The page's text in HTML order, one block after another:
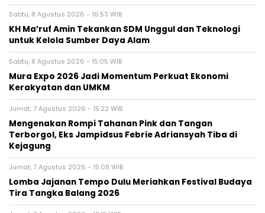
Sabtu, 8 Agustus 2026 - 16:53 WIB
KH Ma’ruf Amin Tekankan SDM Unggul dan Teknologi
untuk Kelola Sumber Daya Alam
Sabtu, 8 Agustus 2026 - 15:05 WIB
Mura Expo 2026 Jadi Momentum Perkuat Ekonomi
Kerakyatan dan UMKM
Jumat, 7 Agustus 2026 - 15:22 WIB
Mengenakan Rompi Tahanan Pink dan Tangan
Terborgol, Eks Jampidsus Febrie Adriansyah Tiba di
Kejagung
Jumat, 7 Agustus 2026 - 15:08 WIB
Lomba Jajanan Tempo Dulu Meriahkan Festival Budaya
Tira Tangka Balang 2026